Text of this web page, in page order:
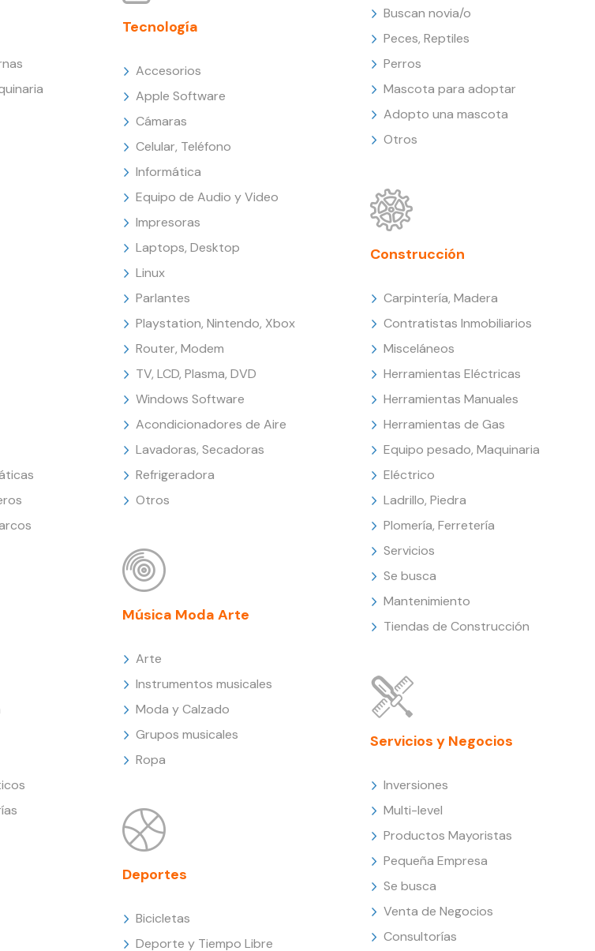
Tecnología
Accesorios
Apple Software
Cámaras
Celular, Teléfono
Informática
Equipo de Audio y Video
Impresoras
Laptops, Desktop
Linux
Parlantes
Playstation, Nintendo, Xbox
Router, Modem
TV, LCD, Plasma, DVD
Windows Software
Acondicionadores de Aire
Lavadoras, Secadoras
Refrigeradora
Otros
Música Moda Arte
Arte
Instrumentos musicales
Moda y Calzado
Grupos musicales
Ropa
Deportes
Bicicletas
Deporte y Tiempo Libre
Buscan novia/o
Peces, Reptiles
Perros
Mascota para adoptar
Adopto una mascota
Otros
Construcción
Carpintería, Madera
Contratistas Inmobiliarios
Misceláneos
Herramientas Eléctricas
Herramientas Manuales
Herramientas de Gas
Equipo pesado, Maquinaria
Eléctrico
Ladrillo, Piedra
Plomería, Ferretería
Servicios
Se busca
Mantenimiento
Tiendas de Construcción
Servicios y Negocios
Inversiones
Multi-level
Productos Mayoristas
Pequeña Empresa
Se busca
Venta de Negocios
Consultorías